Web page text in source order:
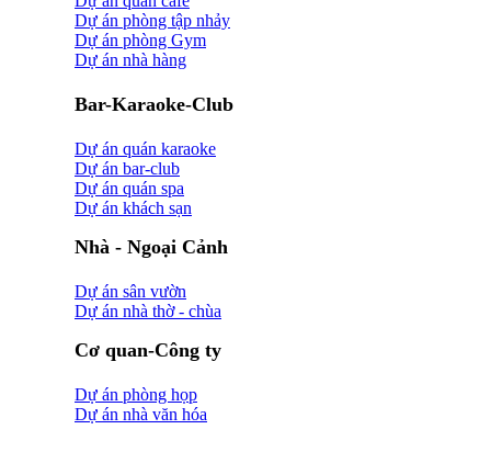
Dự án phòng tập nhảy
Dự án phòng Gym
Dự án nhà hàng
Bar-Karaoke-Club
Dự án quán karaoke
Dự án bar-club
Dự án quán spa
Dự án khách sạn
Nhà - Ngoại Cảnh
Dự án sân vườn
Dự án nhà thờ - chùa
Cơ quan-Công ty
Dự án phòng họp
Dự án nhà văn hóa